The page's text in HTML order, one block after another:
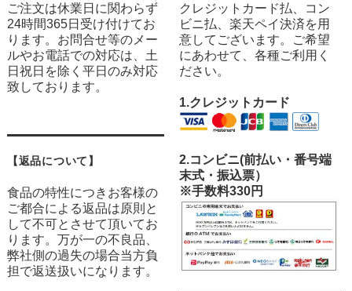
ご注文は休業日に関わらず
24時間365日受け付けてお
ります。お問合せ等のメー
ルやお電話での対応は、土
日祝日を除く平日のみ対応
致しております。
【返品について】
食品の特性につきお客様の
ご都合による返品は原則と
して不可とさせて頂いてお
ります。万が一の不良品、
弊社側の過失の場合当方負
担で返送扱いになります。
クレジットカード払、コン
ビニ払、楽天ペイ決済を用
意してございます。ご希望
にあわせて、各種ご利用く
ださい。
1.クレジットカード
2.コンビニ(前払い・番号端
末式・振込票）
※手数料330円